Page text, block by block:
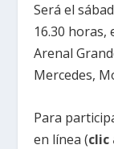
Será el
16.30 horas,
Arenal
Mercedes,
Para
en línea (clic